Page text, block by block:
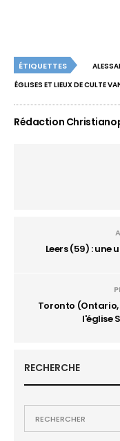
ÉTIQUETTES
ÉGLISES ET LIEUX DE CULTE
Rédaction
Leers (59) : une
Toronto
l'église
RECHERCHE